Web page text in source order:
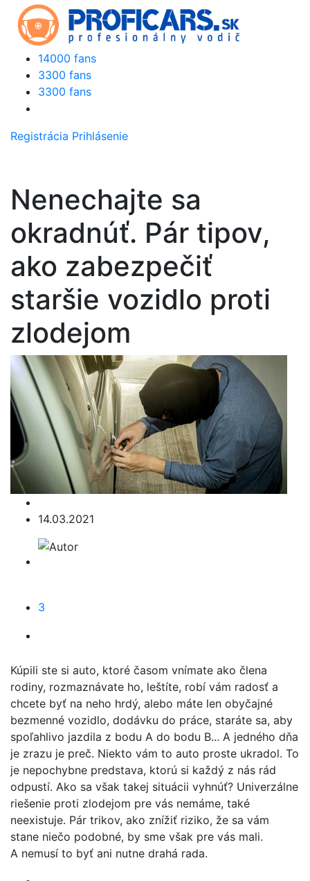
14000 fans
3300 fans
3300 fans
Registrácia Prihlásenie
Nenechajte sa
okradnúť. Pár tipov,
ako zabezpečiť
staršie vozidlo proti
zlodejom
14.03.2021
3
Kúpili ste si auto, ktoré časom vnímate ako člena
rodiny, rozmaznávate ho, leštíte, robí vám radosť a
chcete byť na neho hrdý, alebo máte len obyčajné
bezmenné vozidlo, dodávku do práce, staráte sa, aby
spoľahlivo jazdila z bodu A do bodu B... A jedného dňa
je zrazu je preč. Niekto vám to auto proste ukradol. To
je nepochybne predstava, ktorú si každý z nás rád
odpustí. Ako sa však takej situácii vyhnúť? Univerzálne
riešenie proti zlodejom pre vás nemáme, také
neexistuje. Pár trikov, ako znížiť riziko, že sa vám
stane niečo podobné, by sme však pre vás mali.
A nemusí to byť ani nutne drahá rada.